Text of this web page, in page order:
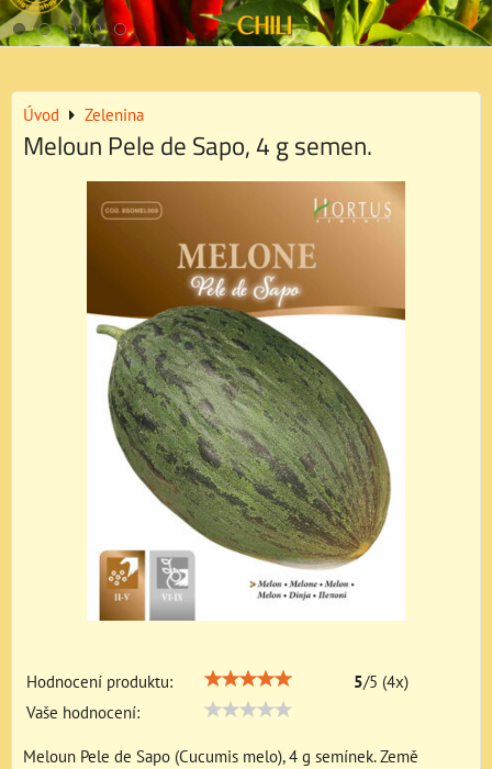
Úvod Zelenina
Meloun Pele de Sapo, 4 g semen.
Hodnocení produktu: 5/5 (4x)
Vaše hodnocení:
Meloun Pele de Sapo (Cucumis melo), 4 g semínek. Země